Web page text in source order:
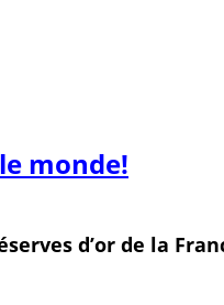
monde!
d’or de la